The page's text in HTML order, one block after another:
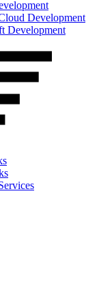
Development
Development